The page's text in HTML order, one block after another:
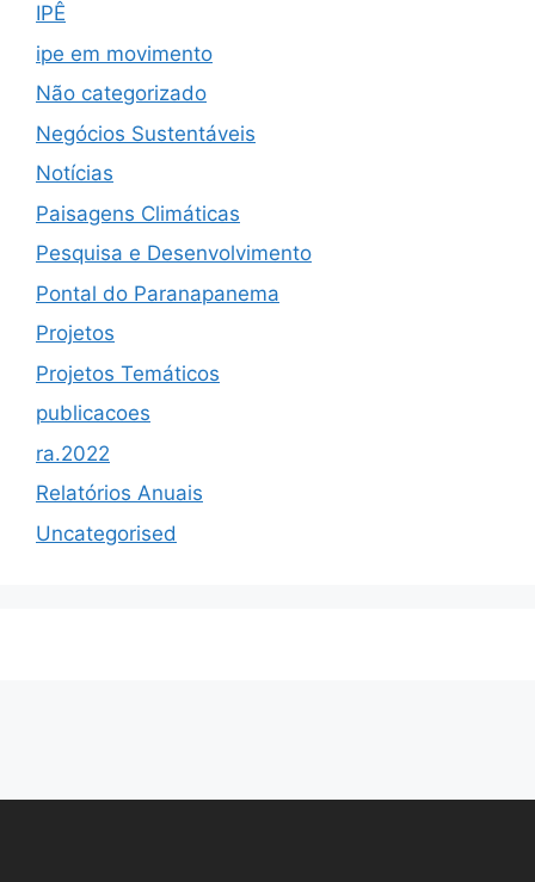
IPÊ
ipe em movimento
Não categorizado
Negócios Sustentáveis
Notícias
Paisagens Climáticas
Pesquisa e Desenvolvimento
Pontal do Paranapanema
Projetos
Projetos Temáticos
publicacoes
ra.2022
Relatórios Anuais
Uncategorised